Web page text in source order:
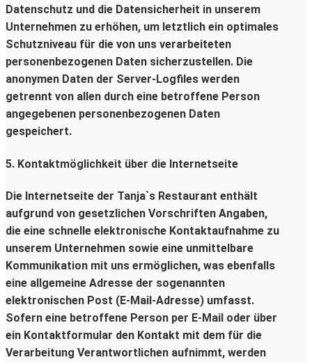
Datenschutz und die Datensicherheit in unserem
Unternehmen zu erhöhen, um letztlich ein optimales
Schutzniveau für die von uns verarbeiteten
personenbezogenen Daten sicherzustellen. Die
anonymen Daten der Server-Logfiles werden
getrennt von allen durch eine betroffene Person
angegebenen personenbezogenen Daten
gespeichert.
5. Kontaktmöglichkeit über die Internetseite
Die Internetseite der Tanja`s Restaurant enthält
aufgrund von gesetzlichen Vorschriften Angaben,
die eine schnelle elektronische Kontaktaufnahme zu
unserem Unternehmen sowie eine unmittelbare
Kommunikation mit uns ermöglichen, was ebenfalls
eine allgemeine Adresse der sogenannten
elektronischen Post (E-Mail-Adresse) umfasst.
Sofern eine betroffene Person per E-Mail oder über
ein Kontaktformular den Kontakt mit dem für die
Verarbeitung Verantwortlichen aufnimmt, werden